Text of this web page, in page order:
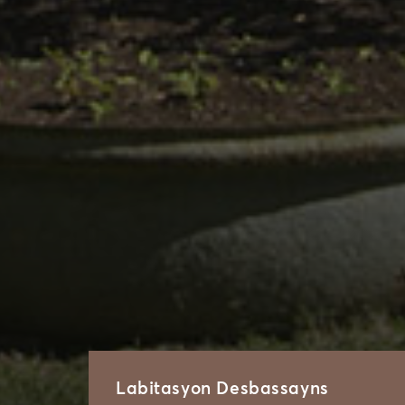
Labitasyon Desbassayns